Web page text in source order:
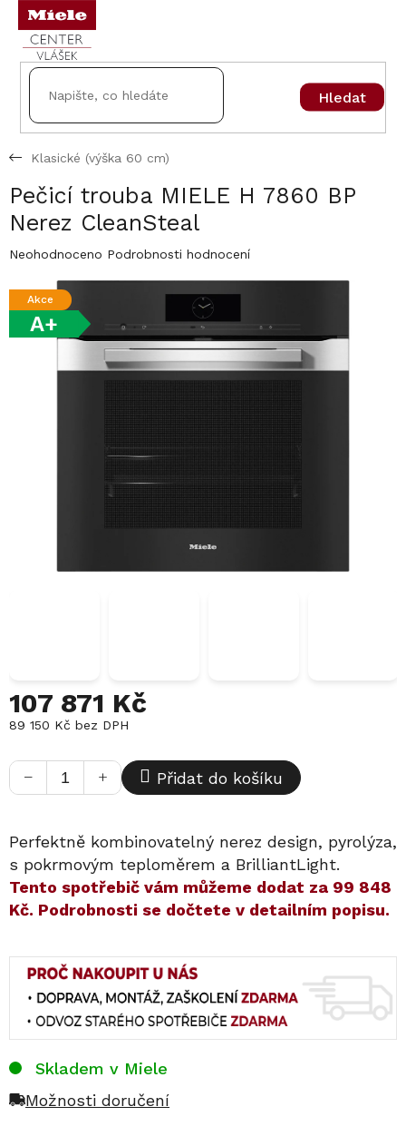
Přejít
obsah
Hledat
Klasické (výška 60 cm)
Pečicí trouba MIELE H 7860 BP
Nerez CleanSteal
Průměrné
produktu
z
hvězdiček.
Neohodnoceno Podrobnosti hodnocení
Akce
A+
107 871 Kč
89 150 Kč bez DPH
cena:
+
− Přidat do košíku
Perfektně kombinovatelný nerez design, pyrolýza,
s pokrmovým teploměrem a BrilliantLight.
​​Tento spotřebič vám můžeme dodat za 99 848
Kč. Podrobnosti se dočtete v detailním popisu.
Skladem v Miele
Možnosti doručení